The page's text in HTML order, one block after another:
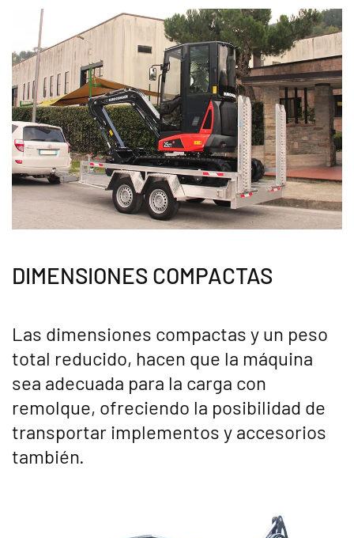
DIMENSIONES COMPACTAS
Las dimensiones compactas y un peso
total reducido, hacen que la máquina
sea adecuada para la carga con
remolque, ofreciendo la posibilidad de
transportar implementos y accesorios
también.